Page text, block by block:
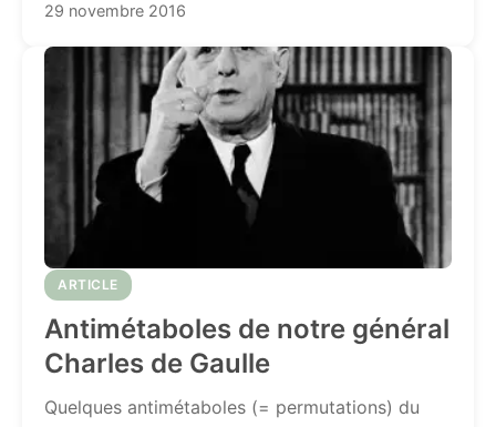
29 novembre 2016
ARTICLE
Antimétaboles de notre général
Charles de Gaulle
Quelques antimétaboles (= permutations) du